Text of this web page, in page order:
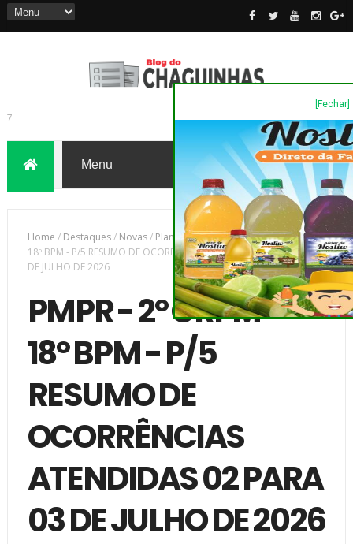
[Fechar]
7
Home / Destaques/ Novas/ Plantão de Polícia/PMPR - 2º CRPM -
18º BPM - P/5 RESUMO DE OCORRÊNCIAS ATENDIDAS 02 PARA 03
DE JULHO DE 2026
PMPR - 2º CRPM -
18º BPM - P/5
RESUMO DE
OCORRÊNCIAS
ATENDIDAS 02 PARA
03 DE JULHO DE 2026